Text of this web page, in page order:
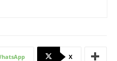
X